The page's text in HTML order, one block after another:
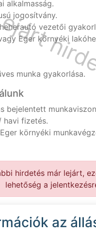
alkalmasság.
jogosítvány.
vezetői
Eger környéki
munka gyakorlása.
bejelentett
havi fizetés.
környéki
hirdetés már lejárt,
lehetőség a
az